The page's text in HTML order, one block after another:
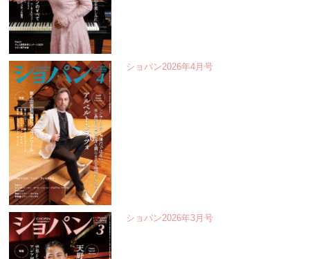
ショパン2026年4月号
ショパン2026年3月号